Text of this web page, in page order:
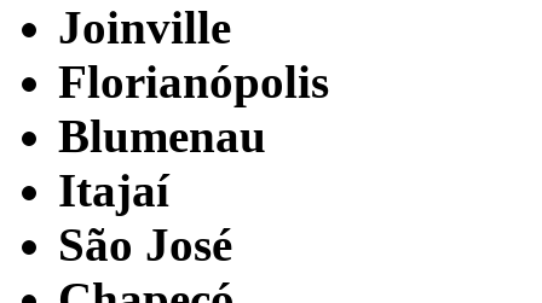
Joinville
Florianópolis
Blumenau
Itajaí
São José